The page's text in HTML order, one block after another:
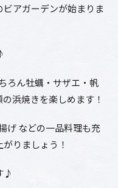
アガーデンが始まりま
ろん牡蠣・サザエ・帆
浜焼きを楽しめます！
げ などの一品料理も充
りましょう！
♪